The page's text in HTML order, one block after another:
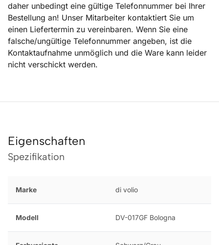
daher unbedingt eine gültige Telefonnummer bei Ihrer
Bestellung an! Unser Mitarbeiter kontaktiert Sie um
einen Liefertermin zu vereinbaren. Wenn Sie eine
falsche/ungültige Telefonnummer angeben, ist die
Kontaktaufnahme unmöglich und die Ware kann leider
nicht verschickt werden.
Eigenschaften
Spezifikation
Marke di volio
Modell DV-017GF Bologna